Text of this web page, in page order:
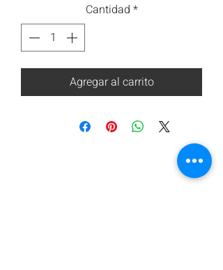
Cantidad *
Agregar al carrito